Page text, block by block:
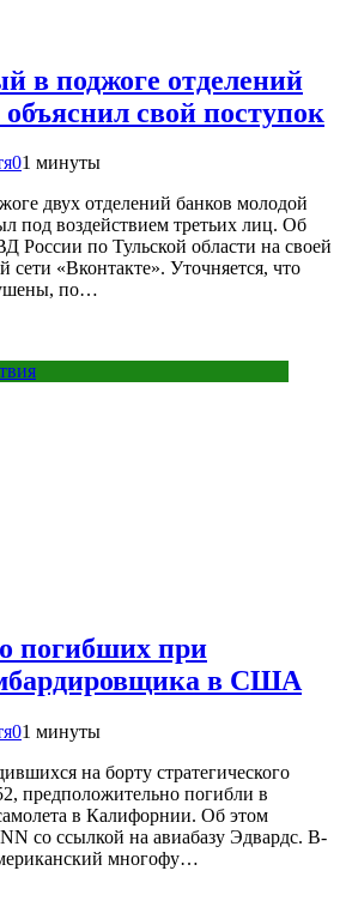
в поджоге отделений
свой поступок
01 минуты
двух отделений банков молодой
под воздействием третьих лиц. Об
России по Тульской области на своей
сети «Вконтакте». Уточняется, что
по…
погибших при
в США
01 минуты
на борту стратегического
предположительно погибли в
в Калифорнии. Об этом
со ссылкой на авиабазу Эдвардс. B-
многофу…